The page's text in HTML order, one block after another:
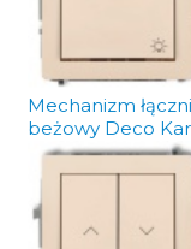
Mechanizm
beżowy Deco